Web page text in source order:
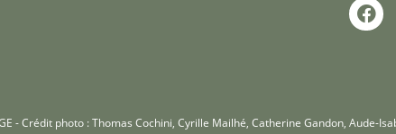
- Crédit photo : Thomas Cochini, Cyrille Mailhé, Catherine Gandon, Aude-